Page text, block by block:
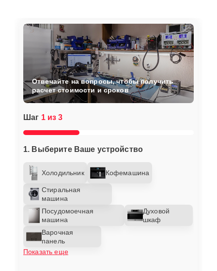
Шаг 1 из 3
1. Выберите Ваше устройство
Холодильник Кофемашина
Стиральная
машина
Посудомоечная
машина
Духовой
шкаф
Варочная
панель
Показать еще
Отвечайте на вопросы, чтобы получить
расчет стоимости и сроков